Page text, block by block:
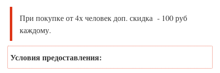
При покупке от 4х человек доп. скидка - 100 руб
каждому.
Условия предоставления: